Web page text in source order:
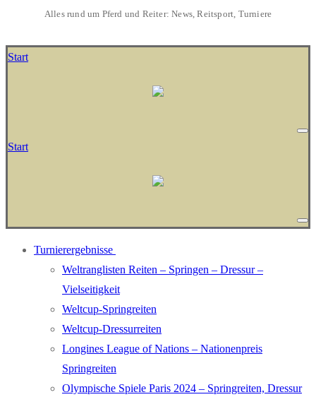
Alles rund um Pferd und Reiter: News, Reitsport, Turniere
Start
Start
Turnierergebnisse
Weltranglisten Reiten – Springen – Dressur –
Vielseitigkeit
Weltcup-Springreiten
Weltcup-Dressurreiten
Longines League of Nations – Nationenpreis
Springreiten
Olympische Spiele Paris 2024 – Springreiten, Dressur